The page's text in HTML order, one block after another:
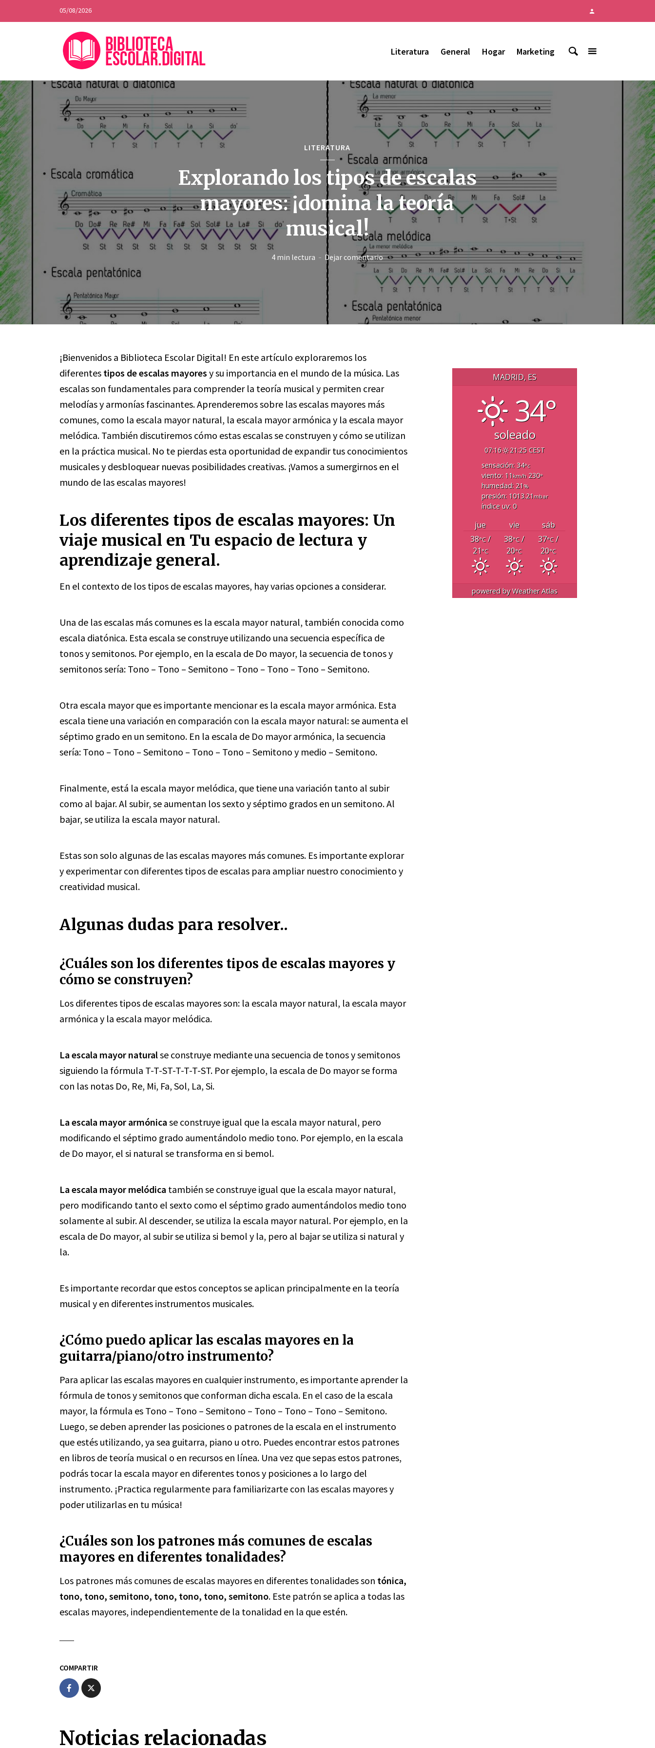
05/08/2026
Literatura General Hogar Marketing
LITERATURA
Explorando los tipos de escalas
mayores: ¡domina la teoría
musical!
4 min lectura Dejar comentario
¡Bienvenidos a Biblioteca Escolar Digital! En este artículo exploraremos los
diferentes tipos de escalas mayores y su importancia en el mundo de la música. Las
escalas son fundamentales para comprender la teoría musical y permiten crear
melodías y armonías fascinantes. Aprenderemos sobre las escalas mayores más
comunes, como la escala mayor natural, la escala mayor armónica y la escala mayor
melódica. También discutiremos cómo estas escalas se construyen y cómo se utilizan
en la práctica musical. No te pierdas esta oportunidad de expandir tus conocimientos
musicales y desbloquear nuevas posibilidades creativas. ¡Vamos a sumergirnos en el
mundo de las escalas mayores!
Los diferentes tipos de escalas mayores: Un
viaje musical en Tu espacio de lectura y
aprendizaje general.
En el contexto de los tipos de escalas mayores, hay varias opciones a considerar.
Una de las escalas más comunes es la escala mayor natural, también conocida como
escala diatónica. Esta escala se construye utilizando una secuencia específica de
tonos y semitonos. Por ejemplo, en la escala de Do mayor, la secuencia de tonos y
semitonos sería: Tono – Tono – Semitono – Tono – Tono – Tono – Semitono.
Otra escala mayor que es importante mencionar es la escala mayor armónica. Esta
escala tiene una variación en comparación con la escala mayor natural: se aumenta el
séptimo grado en un semitono. En la escala de Do mayor armónica, la secuencia
sería: Tono – Tono – Semitono – Tono – Tono – Semitono y medio – Semitono.
Finalmente, está la escala mayor melódica, que tiene una variación tanto al subir
como al bajar. Al subir, se aumentan los sexto y séptimo grados en un semitono. Al
bajar, se utiliza la escala mayor natural.
Estas son solo algunas de las escalas mayores más comunes. Es importante explorar
y experimentar con diferentes tipos de escalas para ampliar nuestro conocimiento y
creatividad musical.
Algunas dudas para resolver..
¿Cuáles son los diferentes tipos de escalas mayores y
cómo se construyen?
Los diferentes tipos de escalas mayores son: la escala mayor natural, la escala mayor
armónica y la escala mayor melódica.
La escala mayor naturalse construye mediante una secuencia de tonos y semitonos
siguiendo la fórmula T-T-ST-T-T-T-ST. Por ejemplo, la escala de Do mayor se forma
con las notas Do, Re, Mi, Fa, Sol, La, Si.
La escala mayor armónica se construye igual que la escala mayor natural, pero
modificando el séptimo grado aumentándolo medio tono. Por ejemplo, en la escala
de Do mayor, el si natural se transforma en si bemol.
La escala mayor melódica también se construye igual que la escala mayor natural,
pero modificando tanto el sexto como el séptimo grado aumentándolos medio tono
solamente al subir. Al descender, se utiliza la escala mayor natural. Por ejemplo, en la
escala de Do mayor, al subir se utiliza si bemol y la, pero al bajar se utiliza si natural y
la.
Es importante recordar que estos conceptos se aplican principalmente en la teoría
musical y en diferentes instrumentos musicales.
¿Cómo puedo aplicar las escalas mayores en la
guitarra/piano/otro instrumento?
Para aplicar las escalas mayores en cualquier instrumento, es importante aprender la
fórmula de tonos y semitonos que conforman dicha escala. En el caso de la escala
mayor, la fórmula es Tono – Tono – Semitono – Tono – Tono – Tono – Semitono.
Luego, se deben aprender las posiciones o patrones de la escala en el instrumento
que estés utilizando, ya sea guitarra, piano u otro. Puedes encontrar estos patrones
en libros de teoría musical o en recursos en línea. Una vez que sepas estos patrones,
podrás tocar la escala mayor en diferentes tonos y posiciones a lo largo del
instrumento. ¡Practica regularmente para familiarizarte con las escalas mayores y
poder utilizarlas en tu música!
¿Cuáles son los patrones más comunes de escalas
mayores en diferentes tonalidades?
Los patrones más comunes de escalas mayores en diferentes tonalidades son tónica,
tono, tono, semitono, tono, tono, tono, semitono. Este patrón se aplica a todas las
escalas mayores, independientemente de la tonalidad en la que estén.
COMPARTIR
Noticias relacionadas
MADRID, ES
34°
soleado
07:16
21:25 CEST
sensación: 34°c
viento: 11 km/h230°
humedad: 21 %
presión: 1013.21 mbar
índice uv: 0
jue vie
sáb
38°C/
21°C
38°C/
20°C
37°C/
20°C
powered byWeather Atlas